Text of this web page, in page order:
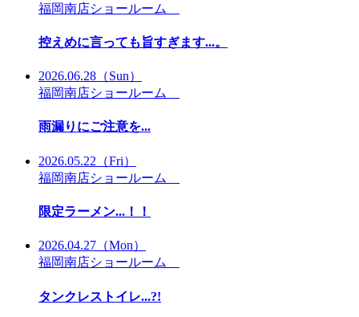
福岡南店ショールーム
控えめに言っても旨すぎます...。
2026.06.28 （Sun）
福岡南店ショールーム
雨漏りにご注意を...
2026.05.22 （Fri）
福岡南店ショールーム
限定ラーメン...！！
2026.04.27 （Mon）
福岡南店ショールーム
タンクレストイレ...?!